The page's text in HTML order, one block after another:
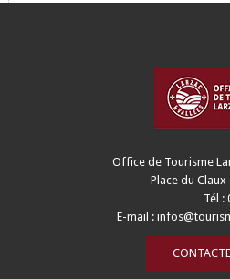
Office de Tourisme
Place du
Tél :
E-mail :